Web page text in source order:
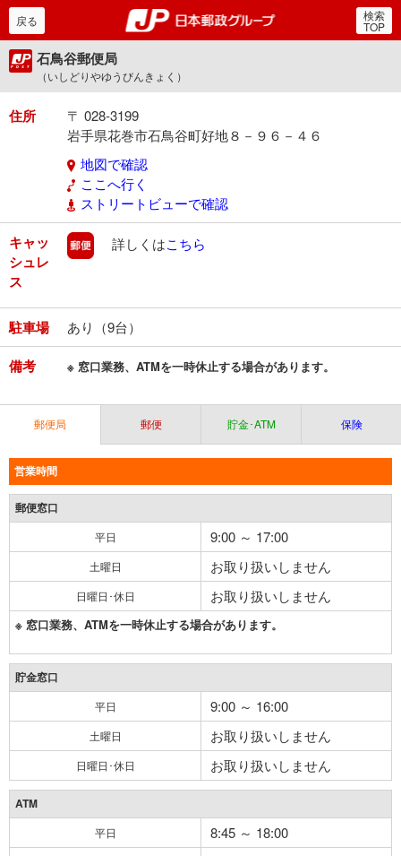
郵便局・日本郵政グルー
戻る 検索
TOP
石鳥谷郵便局
（いしどりやゆうびんきょく）
住所
〒 028-3199
岩手県花巻市石鳥谷町好地８－９６－４６
地図で確認
ここへ行く
ストリートビューで確認
キャッ
シュレ
ス
郵便
詳しくはこちら
駐車場 あり（9台）
備考 ※ 窓口業務、ATMを一時休止する場合があります。
郵便局 郵便 貯金･ATM 保険
営業時間
郵便窓口
平日 9:00 ～ 17:00
土曜日 お取り扱いしません
日曜日･休日 お取り扱いしません
※ 窓口業務、ATMを一時休止する場合があります。
貯金窓口
平日 9:00 ～ 16:00
土曜日 お取り扱いしません
日曜日･休日 お取り扱いしません
ATM
平日 8:45 ～ 18:00